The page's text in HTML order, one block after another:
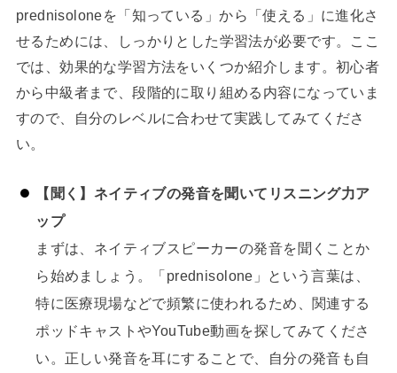
prednisoloneを「知っている」から「使える」に進化さ
せるためには、しっかりとした学習法が必要です。ここ
では、効果的な学習方法をいくつか紹介します。初心者
から中級者まで、段階的に取り組める内容になっていま
すので、自分のレベルに合わせて実践してみてくださ
い。
【聞く】ネイティブの発音を聞いてリスニング力ア
ップ
まずは、ネイティブスピーカーの発音を聞くことか
ら始めましょう。「prednisolone」という言葉は、
特に医療現場などで頻繁に使われるため、関連する
ポッドキャストやYouTube動画を探してみてくださ
い。正しい発音を耳にすることで、自分の発音も自